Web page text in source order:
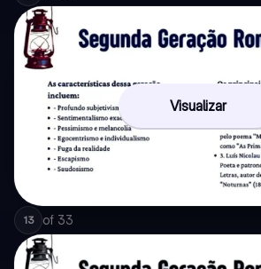
Visualizar
13 of 33